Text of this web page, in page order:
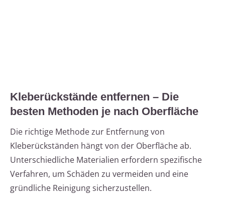
Kleberückstände entfernen – Die
besten Methoden je nach Oberfläche
Die richtige Methode zur Entfernung von
Kleberückständen hängt von der Oberfläche ab.
Unterschiedliche Materialien erfordern spezifische
Verfahren, um Schäden zu vermeiden und eine
gründliche Reinigung sicherzustellen.